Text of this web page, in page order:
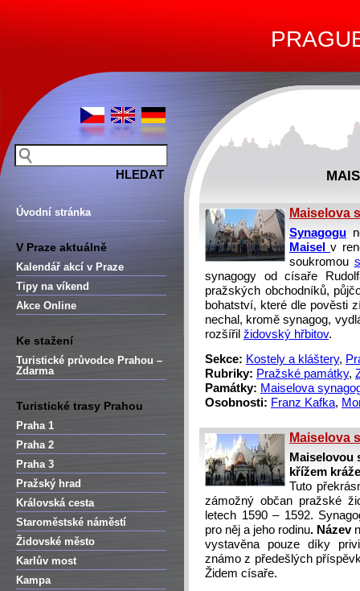
Úvodní stránka
V Praze aktuálně
Kalendář akcí v Praze
Tipy na víkend
Akce Online
Ke stažení
Turistické průvodce Prahou –
Zdarma
Turistické trasy Prahou
Praha 1
Praha 2
Praha 3
Pražský hrad
Královská cesta
Staroměstské náměstí
Židovské město
Karlův most
Kampa
Maiselova
Synagogu
Maiselv
soukromou
synagogy od císaře
pražských obchodníků,
bohatství, které dle pověsti
nechal, kromě synagog,
rozšířil židovský hřbitov.
Sekce: Kostely a kláštery,
Rubriky: Pražské památky,
Památky: Maiselova
Osobnosti: Franz Kafka,
Maiselova
Maiselovou
křížem
Tuto
zámožný občan pražské
letech 1590 – 1592.
pro něj a jeho rodinu. Název
vystavěna pouze díky
známo z předešlých
Židem císaře.